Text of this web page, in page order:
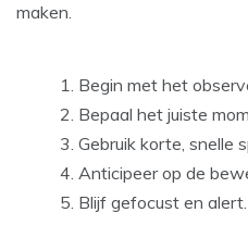
maken.
Begin met het
Bepaal het juiste
Gebruik korte, snelle
Anticipeer op de
Blijf gefocust en alert.